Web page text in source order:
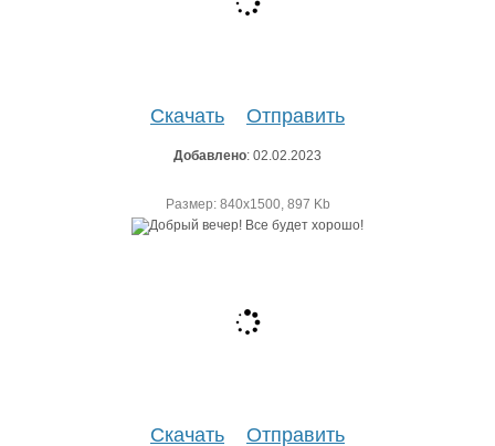
Скачать Отправить
Добавлено: 02.02.2023
Размер: 840х1500, 897 Kb
Скачать Отправить